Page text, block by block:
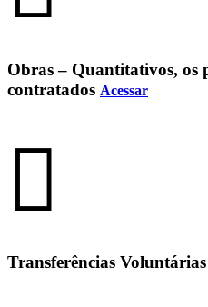
Obras – Quantitativos, os
contratados Acessar
Transferências